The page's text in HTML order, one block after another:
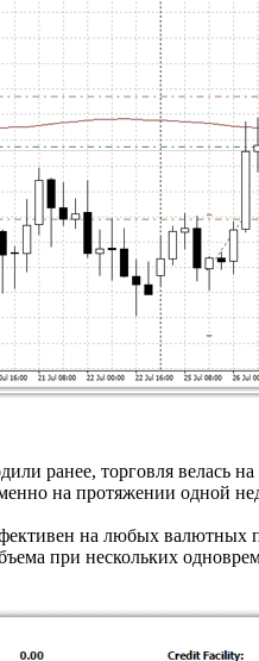
ранее, торговля велась
на протяжении одной
на любых
при нескольких